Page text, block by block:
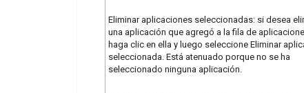
Eliminar aplicaciones seleccionadas: si desea
una aplicación que agregó a la fila de
haga clic en ella y luego seleccione Eliminar
seleccionada. Está atenuado porque no se ha
seleccionado ninguna aplicación.